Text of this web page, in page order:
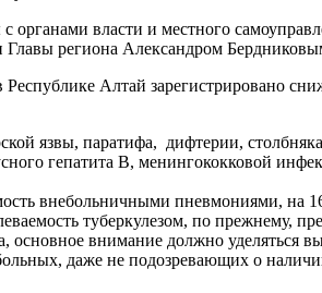
власти и местного
региона Александром
Алтай зарегистрировано
язвы, паратифа, дифтерии,
гепатита В, менингококковой
внебольничными пневмониями, на
туберкулезом, по прежнему,
основное внимание должно уделяться
даже не подозревающих о